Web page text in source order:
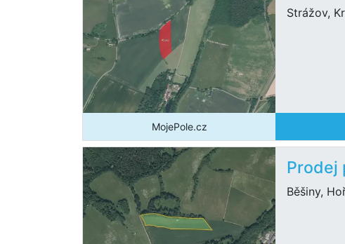
Strážov,
MojePole.cz
Prodej
Běšiny,